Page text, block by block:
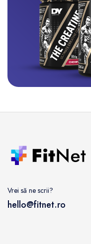
Vrei să ne scrii?
hello@fitnet.ro